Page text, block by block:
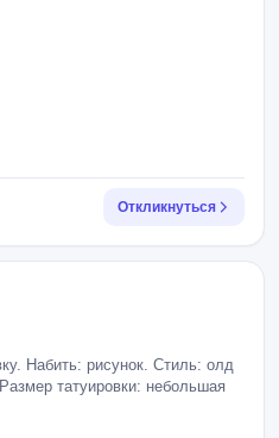
Откликнуться
Набить: рисунок. Стиль: олд
татуировки: небольшая